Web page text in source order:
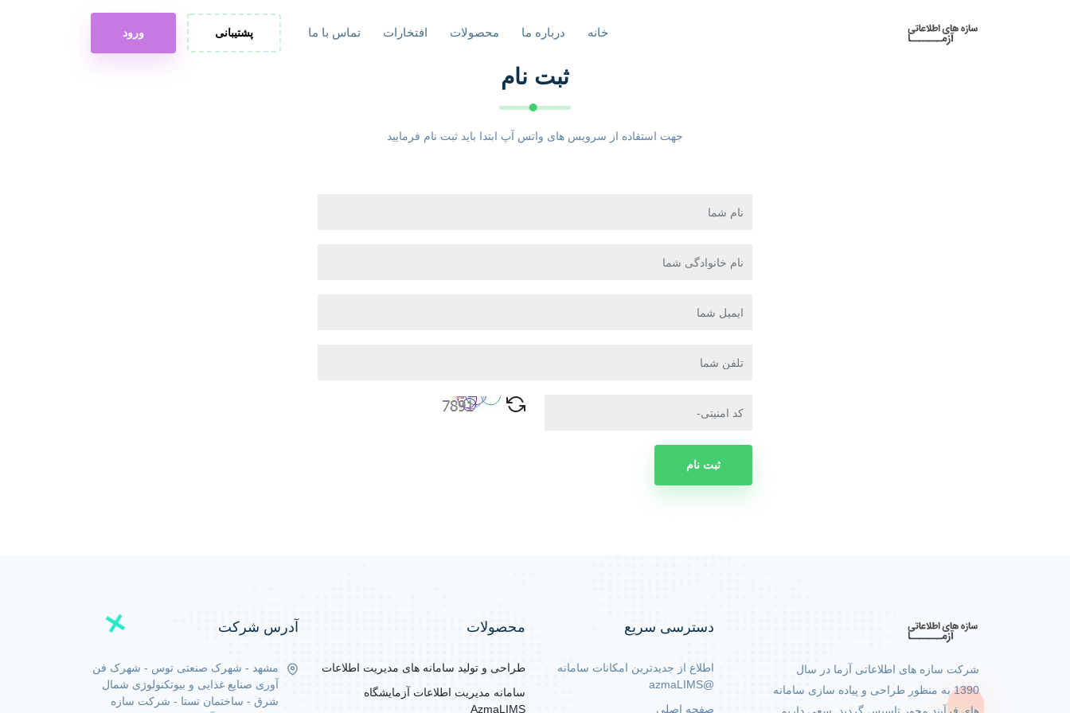
خانه درباره ما محصولات افتخارات تماس با ما پشتیبانی ورود
ثبت نام
جهت استفاده از سرویس های واتس آپ ابتدا باید ثبت نام فرمایید
ثبت نام
شرکت سازه های اطلاعاتی آزما در سال
1390 به منظور طراحی و پیاده سازی سامانه
دسترسی سریع
اطلاع از جدیدترین امکانات سامانه
@azmaLIMS
صفحه اصلی
محصولات
طراحی و تولید سامانه های مدیریت اطلاعات
سامانه مدیریت اطلاعات آزمایشگاه
AzmaLIMS
آدرس شرکت
مشهد - شهرک صنعتی توس - شهرک فن
آوری صنایع غذایی و بیوتکنولوژی شمال
شرق - ساختمان تستا - شرکت سازه